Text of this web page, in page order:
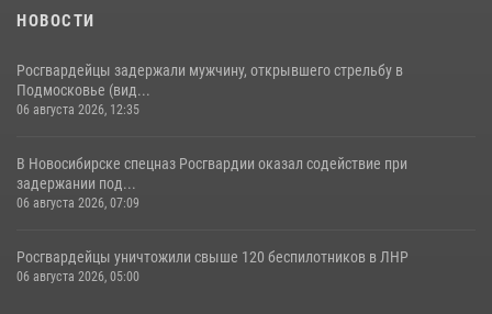
НОВОСТИ
Росгвардейцы задержали мужчину, открывшего стрельбу в
Подмосковье (вид...
06 августа 2026, 12:35
В Новосибирске спецназ Росгвардии оказал содействие при
задержании под...
06 августа 2026, 07:09
Росгвардейцы уничтожили свыше 120 беспилотников в ЛНР
06 августа 2026, 05:00